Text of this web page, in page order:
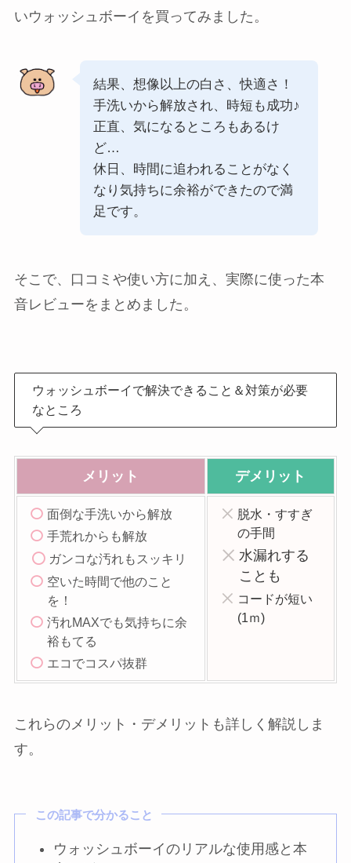
いウォッシュボーイを買ってみました。
結果、想像以上の白さ、快適さ！
手洗いから解放され、時短も成功♪
正直、気になるところもあるけ
ど…
休日、時間に追われることがなく
なり気持ちに余裕ができたので満
足です。
そこで、口コミや使い方に加え、実際に使った本
音レビューをまとめました。
ウォッシュボーイで解決できること＆対策が必要
なところ
メリット デメリット
面倒な手洗いから解放
手荒れからも解放
ガンコな汚れもスッキリ
空いた時間で他のこと
を！
汚れMAXでも気持ちに余
裕もてる
エコでコスパ抜群
脱水・すすぎ
の手間
水漏れする
ことも
コードが短い
(1ｍ)
これらのメリット・デメリットも詳しく解説しま
す。
この記事で分かること
ウォッシュボーイのリアルな使用感と本